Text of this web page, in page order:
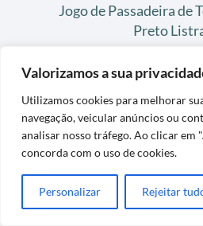
Valorizamos a sua
Utilizamos cookies para melhorar
navegação, veicular anúncios ou
analisar nosso tráfego. Ao clicar em
concorda com o uso de cookies.
Personalizar Rejeitar
Jogo de Passadeira de
Preto
Descascador de Batatas